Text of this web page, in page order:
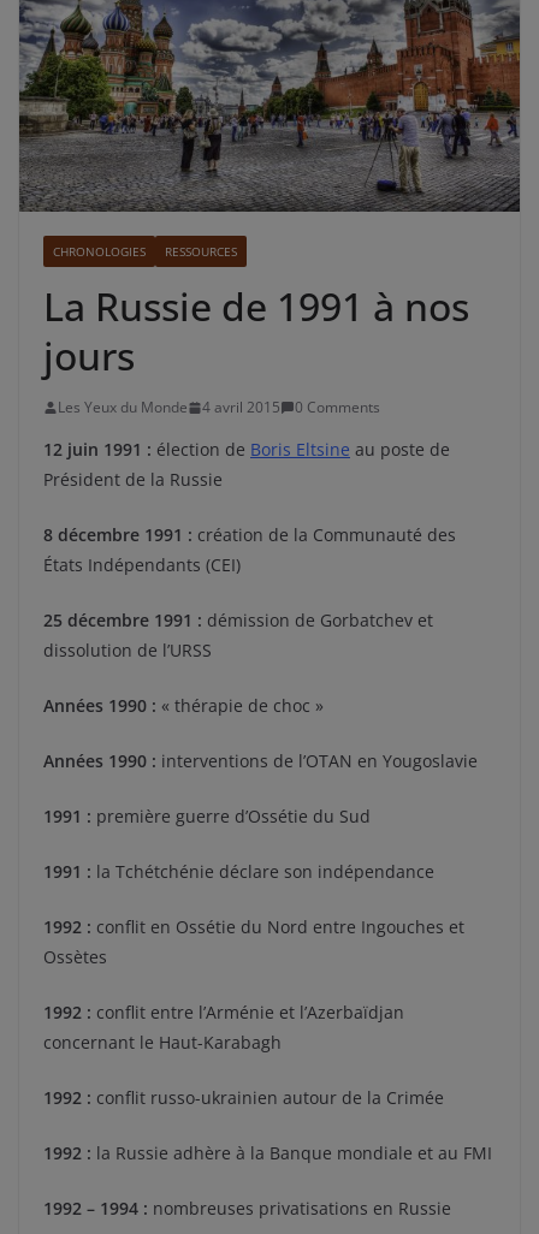
CHRONOLOGIES RESSOURCES
La Russie de 1991 à nos
jours
Les Yeux du Monde 4 avril 2015 0 Comments
12 juin 1991 : élection de Boris Eltsine au poste de
Président de la Russie
8 décembre 1991 : création de la Communauté des
États Indépendants (CEI)
25 décembre 1991 : démission de Gorbatchev et
dissolution de l’URSS
Années 1990 : « thérapie de choc »
Années 1990 : interventions de l’OTAN en Yougoslavie
1991 : première guerre d’Ossétie du Sud
1991 : la Tchétchénie déclare son indépendance
1992 : conflit en Ossétie du Nord entre Ingouches et
Ossètes
1992 : conflit entre l’Arménie et l’Azerbaïdjan
concernant le Haut-Karabagh
1992 : conflit russo-ukrainien autour de la Crimée
1992 : la Russie adhère à la Banque mondiale et au FMI
1992 – 1994 : nombreuses privatisations en Russie